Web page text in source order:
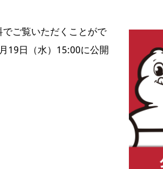
ご覧いただくことがで
19日（水）15:00に公開